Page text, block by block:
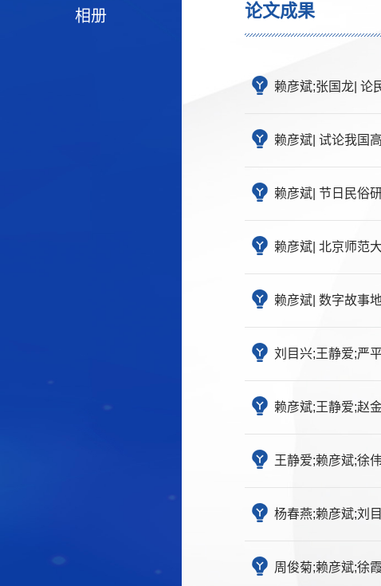
相册 论文成果
赖彦斌;张国龙| 论
赖彦斌| 试论我国
赖彦斌| 节日民俗
赖彦斌| 北京师范
赖彦斌| 数字故事
刘目兴;王静爱;严
赖彦斌;王静爱;赵
王静爱;赖彦斌;徐
杨春燕;赖彦斌;刘
周俊菊;赖彦斌;徐